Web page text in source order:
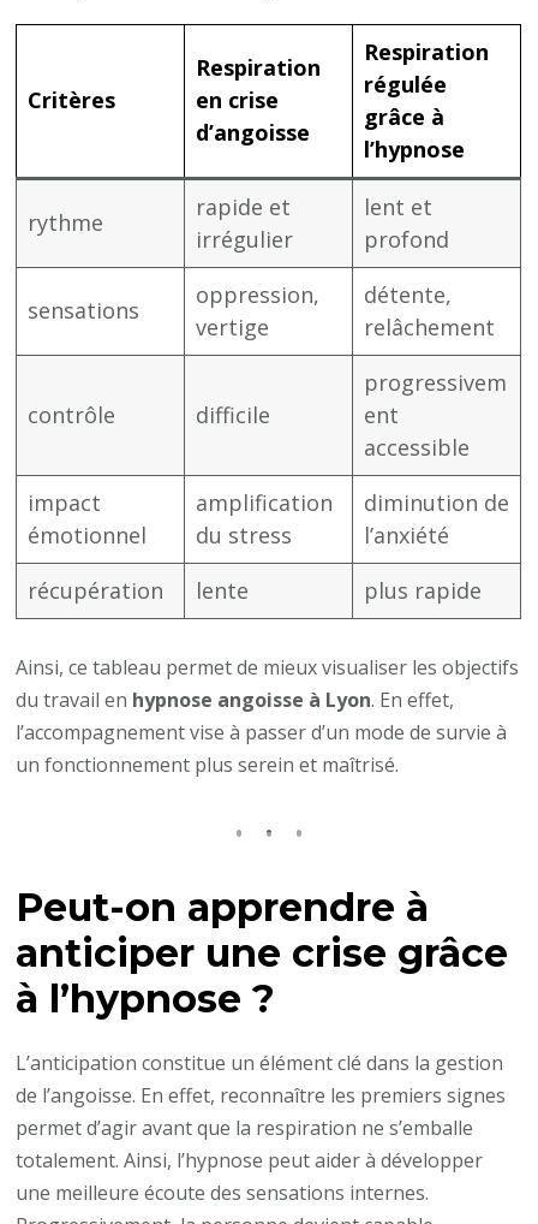
Critères
Respiration
en crise
d’angoisse
Respiration
régulée
grâce à
l’hypnose
rythme
rapide et
irrégulier
lent et
profond
sensations
oppression,
vertige
détente,
relâchement
contrôle difficile
progressivem
ent
accessible
impact
émotionnel
amplification
du stress
diminution de
l’anxiété
récupération
lente plus rapide
Ainsi, ce tableau permet de mieux visualiser les objectifs
du travail en hypnose angoisse à Lyon. En effet,
l’accompagnement vise à passer d’un mode de survie à
un fonctionnement plus serein et maîtrisé.
Peut-on apprendre à
anticiper une crise grâce
à l’hypnose ?
L’anticipation constitue un élément clé dans la gestion
de l’angoisse. En effet, reconnaître les premiers signes
permet d’agir avant que la respiration ne s’emballe
totalement. Ainsi, l’hypnose peut aider à développer
une meilleure écoute des sensations internes.